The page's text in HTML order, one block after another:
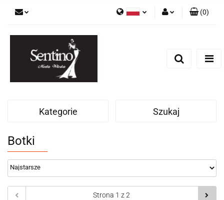
(0)
Kategorie Szukaj
Botki